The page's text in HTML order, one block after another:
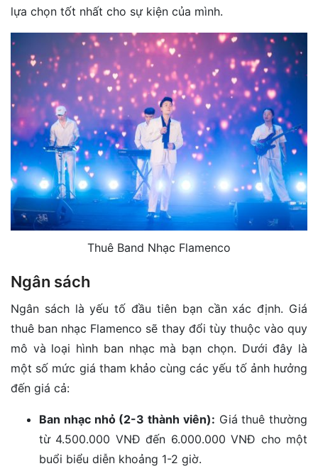
lựa chọn tốt nhất cho sự kiện của mình.
Thuê Band Nhạc Flamenco
Ngân sách
Ngân sách là yếu tố đầu tiên bạn cần xác định. Giá
thuê ban nhạc Flamenco sẽ thay đổi tùy thuộc vào quy
mô và loại hình ban nhạc mà bạn chọn. Dưới đây là
một số mức giá tham khảo cùng các yếu tố ảnh hưởng
đến giá cả:
Ban nhạc nhỏ (2-3 thành viên): Giá thuê thường
từ 4.500.000 VNĐ đến 6.000.000 VNĐ cho một
buổi biểu diễn khoảng 1-2 giờ.